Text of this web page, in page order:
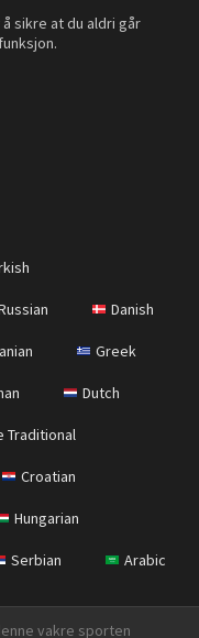
sikre at du aldri går
Danish
Greek
Dutch
Traditional
Croatian
Hungarian
Serbian Arabic
vakre sporten